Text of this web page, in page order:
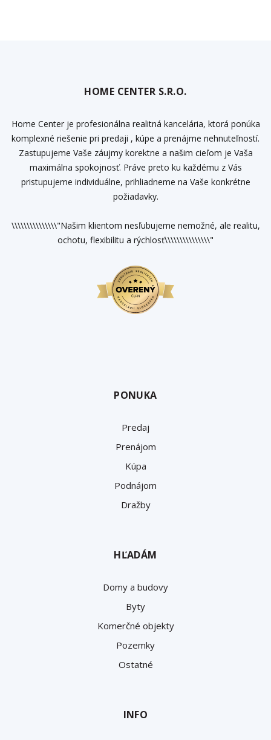
HOME CENTER S.R.O.
Home Center je profesionálna realitná kancelária, ktorá ponúka
komplexné riešenie pri predaji , kúpe a prenájme nehnuteľností.
Zastupujeme Vaše záujmy korektne a našim cieľom je Vaša
maximálna spokojnosť. Práve preto ku každému z Vás
pristupujeme individuálne, prihliadneme na Vaše konkrétne
požiadavky.
\\\\\\\\\\\\\\\"Našim klientom nesľubujeme nemožné, ale realitu,
ochotu, flexibilitu a rýchlosť\\\\\\\\\\\\\\\"
PONUKA
Predaj
Prenájom
Kúpa
Podnájom
Dražby
HĽADÁM
Domy a budovy
Byty
Komerčné objekty
Pozemky
Ostatné
INFO